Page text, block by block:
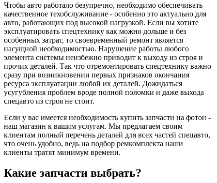
Чтобы авто работало безупречно, необходимо обеспечивать
качественное техобслуживание - особенно это актуально для
авто, работающих под высокой нагрузкой. Если вы хотите
эксплуатировать спецтехнику как можно дольше и без
особенных затрат, то своевременный ремонт является
насущной необходимостью. Нарушение работы любого
элемента системы неизбежно приводит к выходу из строя и
прочих деталей. Так что отремонтировать спецтехнику важно
сразу при возникновении первых признаков окончания
ресурса эксплуатации любой их деталей. Дожидаться
усугубления проблем вроде полной поломки и даже выхода
спецавто из строя не стоит.
Если у вас имеется необходимость купить запчасти на фотон -
наш магазин к вашим услугам. Мы предлагаем своим
клиентам полный перечень деталей для всех частей спецавто,
что очень удобно, ведь на подбор ремкомплекта наши
клиенты тратят минимум времени.
Какие запчасти выбрать?